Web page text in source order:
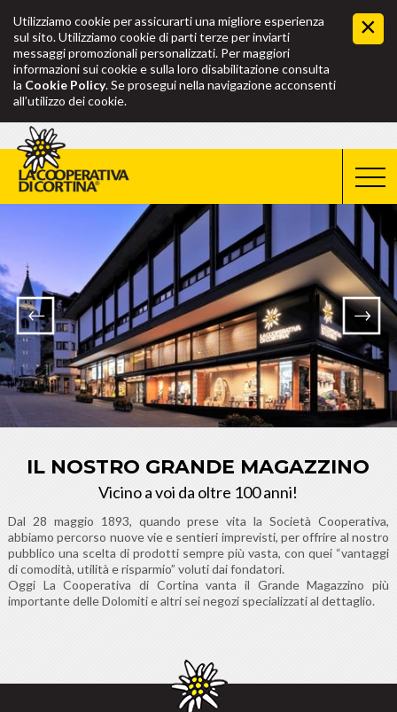
Utilizziamo cookie per assicurarti una migliore esperienza
sul sito. Utilizziamo cookie di parti terze per inviarti
messaggi promozionali personalizzati. Per maggiori
informazioni sui cookie e sulla loro disabilitazione consulta
la Cookie Policy. Se prosegui nella navigazione acconsenti
all’utilizzo dei cookie.
IL NOSTRO GRANDE MAGAZZINO
Vicino a voi da oltre 100 anni!
Dal 28 maggio 1893, quando prese vita la Società Cooperativa,
abbiamo percorso nuove vie e sentieri imprevisti, per offrire al nostro
pubblico una scelta di prodotti sempre più vasta, con quei “vantaggi
di comodità, utilità e risparmio” voluti dai fondatori.
Oggi La Cooperativa di Cortina vanta il Grande Magazzino più
importante delle Dolomiti e altri sei negozi specializzati al dettaglio.